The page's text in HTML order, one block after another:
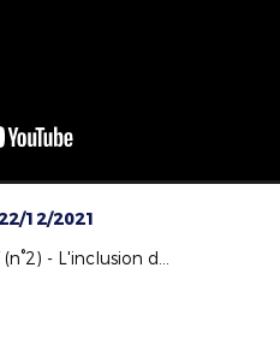
12/2021
Intant PEF (n°2) - L'inclusion dans le Football au Sporting Club de Nantes